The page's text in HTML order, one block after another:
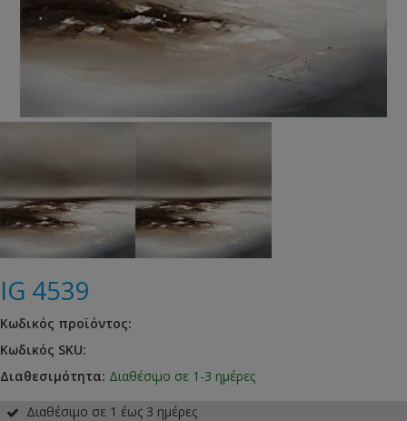
IG 4539
Κωδικός προϊόντος:
Κωδικός SKU:
Διαθεσιμότητα: Διαθέσιμο σε 1-3 ημέρες
Διαθέσιμο σε 1 έως 3 ημέρες